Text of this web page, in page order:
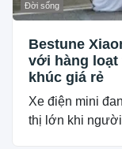
Đời sống
Bestune
với hàng loạt
khúc giá rẻ
Xe điện mini
thị lớn khi